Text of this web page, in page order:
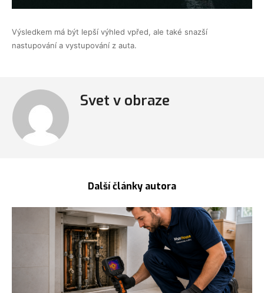
Výsledkem má být lepší výhled vpřed, ale také snazší
nastupování a vystupování z auta.
Svet v obraze
Další články autora